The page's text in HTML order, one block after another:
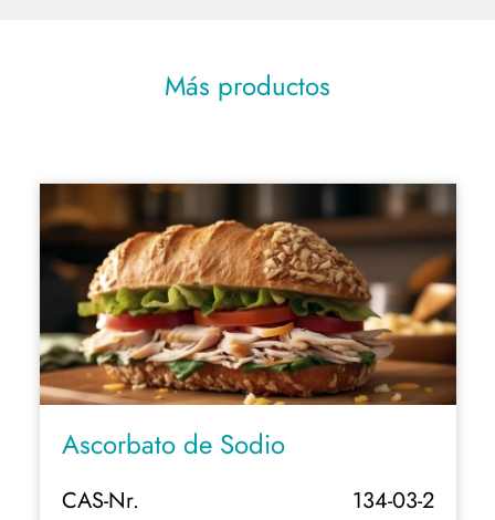
Más productos
134-03-2
Cafeína